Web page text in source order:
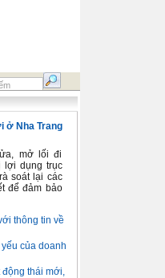
ở Nha Trang
mở lối đi
lợi dụng trục
soát lại các
để đảm bảo
thông tin về
của doanh
động thái mới,